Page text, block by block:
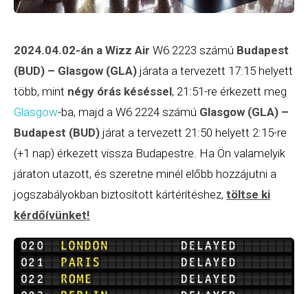
2024.04.02-án a Wizz Air W6 2223 számú Budapest
(BUD) – Glasgow (GLA) járata a tervezett 17:15 helyett
több, mint négy órás késéssel, 21:51-re érkezett meg
Glasgow-ba, majd a W6 2224 számú Glasgow (GLA) –
Budapest (BUD) járat a tervezett 21:50 helyett 2:15-re
(+1 nap) érkezett vissza Budapestre. Ha Ön valamelyik
járaton utazott, és szeretne minél előbb hozzájutni a
jogszabályokban biztosított kártérítéshez, töltse ki
kérdőívünket!